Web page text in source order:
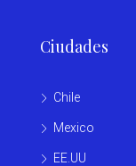
Ciudades
Chile
Mexico
EE.UU